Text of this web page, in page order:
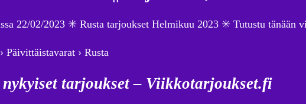
22/02/2023 ✳️ Rusta tarjoukset Helmikuu 2023 ✳️ Tutustu
› Rusta
tarjoukset – Viikkotarjoukset.fi